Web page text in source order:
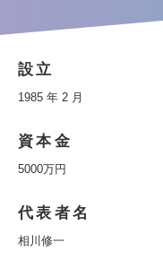
設立
1985 年 2 月
資本金
5000万円
代表者名
相川修一